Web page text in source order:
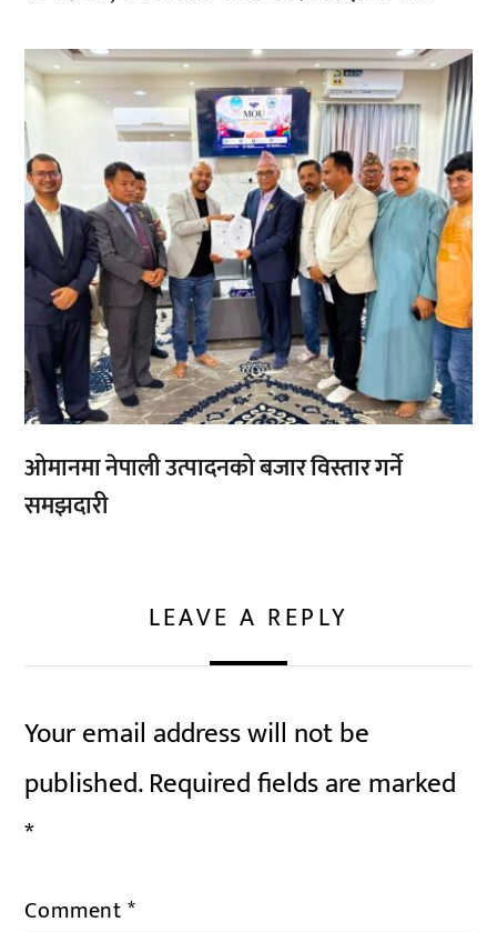
,,
ओमानमा नेपाली उत्पादनको बजार विस्तार गर्ने
समझदारी
LEAVE A REPLY
Your email address will not be
published.Required fields are marked
*
Comment*